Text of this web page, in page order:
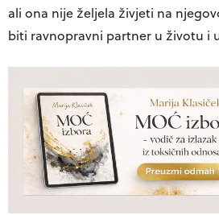
ali ona nije željela živjeti na
biti ravnopravni partner u životu i